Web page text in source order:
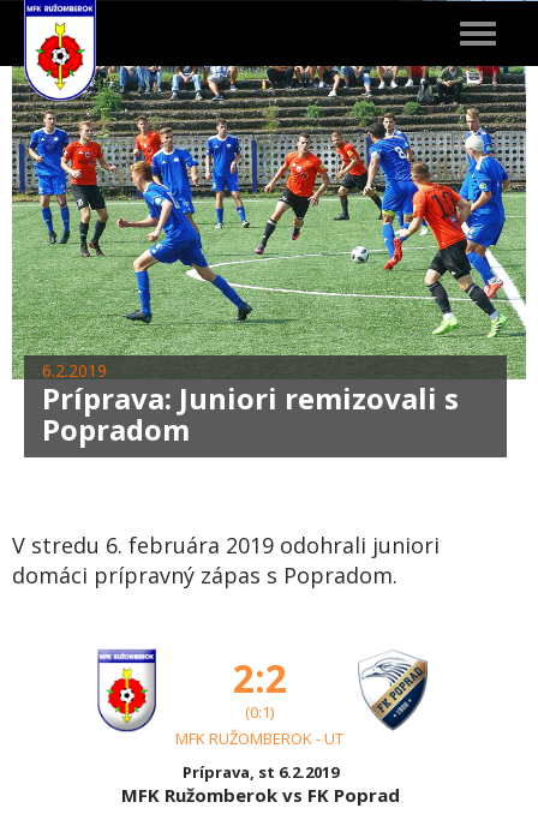
Toggle
6.2.2019
Príprava: Juniori remizovali s
Popradom
V stredu 6. februára 2019 odohrali juniori
domáci prípravný zápas s Popradom.
2:2
(0:1)
MFK RUŽOMBEROK - UT
Príprava, st 6.2.2019
MFK Ružomberok vs FK Poprad